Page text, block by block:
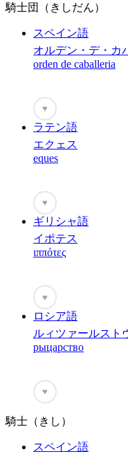
騎士団（きしだん）
スペイン語
オルデン・デ・カ
orden de caballeria
♥
ラテン語
エクェス
eques
♥
ギリシャ語
イポテス
ιππότες
♥
ロシア語
ルィツァールスト
рыцарство
♥
騎士（きし）
スペイン語